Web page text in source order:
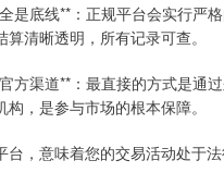
是底线**：正规平台会实行严
算清晰透明，所有记录可查。
方渠道**：最直接的方式是通
构，是参与市场的根本保障。
台，意味着您的交易活动处于